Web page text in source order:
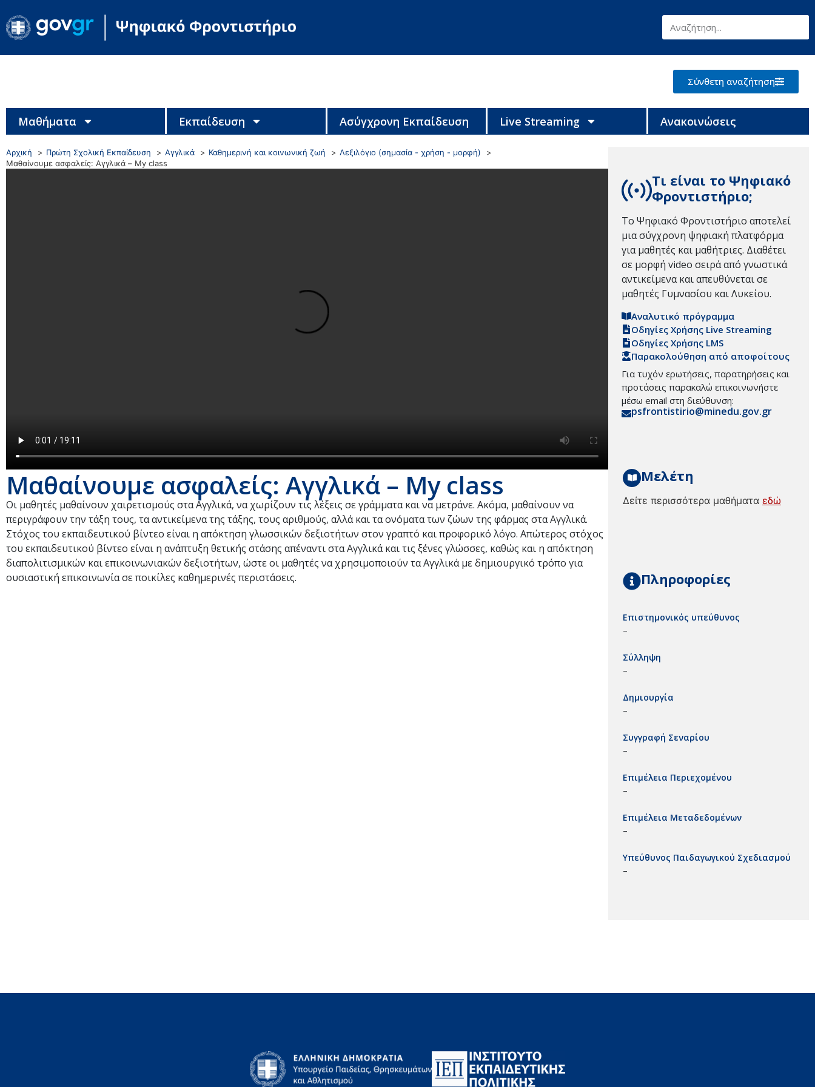
Σύνθετη αναζήτηση
Μαθήματα Εκπαίδευση Ασύγχρονη Εκπαίδευση Live Streaming Ανακοινώσεις
Αρχική Πρώτη Σχολική Εκπαίδευση Αγγλικά Καθημερινή και κοινωνική ζωή
Λεξιλόγιο (σημασία - χρήση - μορφή)
Μαθαίνουμε ασφαλείς: Αγγλικά – My class
Μαθαίνουμε ασφαλείς: Αγγλικά – My class
Οι μαθητές μαθαίνουν χαιρετισμούς στα Αγγλικά, να χωρίζουν τις λέξεις σε γράμματα και να μετράνε. Ακόμα, μαθαίνουν να
περιγράφουν την τάξη τους, τα αντικείμενα της τάξης, τους αριθμούς, αλλά και τα ονόματα των ζώων της φάρμας στα Αγγλικά.
Στόχος του εκπαιδευτικού βίντεο είναι η απόκτηση γλωσσικών δεξιοτήτων στον γραπτό και προφορικό λόγο. Απώτερος στόχος
του εκπαιδευτικού βίντεο είναι η ανάπτυξη θετικής στάσης απέναντι στα Αγγλικά και τις ξένες γλώσσες, καθώς και η απόκτηση
διαπολιτισμικών και επικοινωνιακών δεξιοτήτων, ώστε οι μαθητές να χρησιμοποιούν τα Αγγλικά με δημιουργικό τρόπο για
ουσιαστική επικοινωνία σε ποικίλες καθημερινές περιστάσεις.
Τι είναι το Ψηφιακό
Φροντιστήριο;
Το Ψηφιακό Φροντιστήριο αποτελεί
μια σύγχρονη ψηφιακή πλατφόρμα
για μαθητές και μαθήτριες. Διαθέτει
σε μορφή video σειρά από γνωστικά
αντικείμενα και απευθύνεται σε
μαθητές Γυμνασίου και Λυκείου.
Αναλυτικό πρόγραμμα
Οδηγίες Χρήσης Live Streaming
Οδηγίες Χρήσης LMS
Παρακολούθηση από αποφοίτους
Για τυχόν ερωτήσεις, παρατηρήσεις και
προτάσεις παρακαλώ επικοινωνήστε
μέσω email στη διεύθυνση:
psfrontistirio@minedu.gov.gr
Μελέτη
Δείτε περισσότερα μαθήματα εδώ
Πληροφορίες
Επιστημονικός υπεύθυνος
–
Σύλληψη
–
Δημιουργία
–
Συγγραφή Σεναρίου
–
Επιμέλεια Περιεχομένου
–
Επιμέλεια Μεταδεδομένων
–
Υπεύθυνος Παιδαγωγικού Σχεδιασμού
–